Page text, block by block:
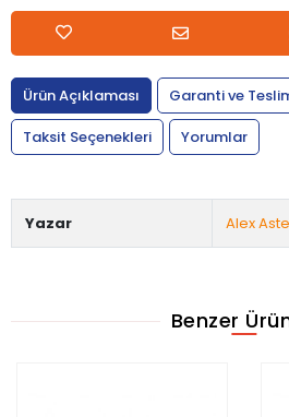
Ürün Açıklaması
Garanti ve
Taksit Seçenekleri
Yorumlar
Yazar Alex
Benzer